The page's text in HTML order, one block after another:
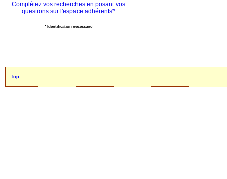
Complétez vos recherches en posant vos
questions sur l'espace adhérents*
* Identification nécessaire
Top